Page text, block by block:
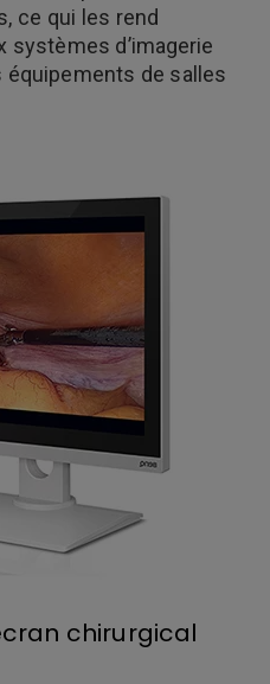
ce qui les rend
systèmes d’imagerie
de salles
chirurgical